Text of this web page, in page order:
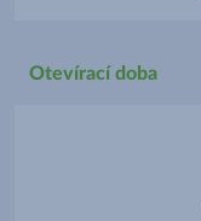
Otevírací doba